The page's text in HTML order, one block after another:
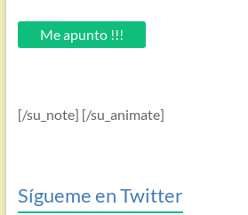
email.Me apunto !!!
[/su_note] [/su_animate]
Sígueme en Twitter